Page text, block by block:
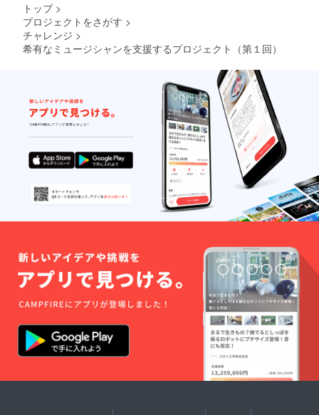
トップ >
プロジェクトをさがす >
チャレンジ >
希有なミュージシャンを支援するプロジェクト（第１回）